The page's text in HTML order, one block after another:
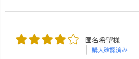
匿名希望様
購入確認済み